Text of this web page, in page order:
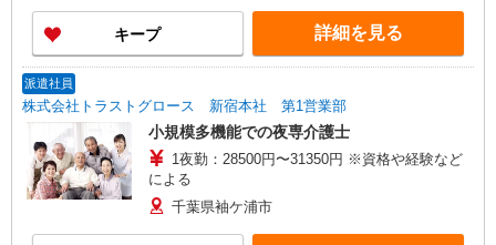
キープ 詳細を見る
派遣社員
株式会社トラストグロース 新宿本社 第1営業部
小規模多機能での夜専介護士
1夜勤：28500円〜31350円 ※資格や経験など
による
千葉県袖ケ浦市